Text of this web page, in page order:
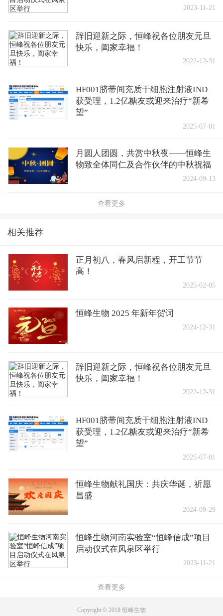
2023-11-21
辞旧迎新之际，恒峰祝各位朋友元旦
快乐，阖家幸福！
2022-12-31
HF001脐带间充质干细胞注射液IND
获受理，1.2亿糖友或迎来治疗“新希
望”
2025-07-01
月圆人团圆，共赏中秋夜——恒峰生
物致全体同仁及合作伙伴的中秋祝福
2024-09-13
查看更多
相关推荐
正月初八，春风启新程，开工节节
高！
2025-02-05
恒峰生物 2025 年新年贺词
2024-12-31
辞旧迎新之际，恒峰祝各位朋友元旦
快乐，阖家幸福！
2022-12-31
HF001脐带间充质干细胞注射液IND
获受理，1.2亿糖友或迎来治疗“新希
望”
2025-07-01
恒峰生物献礼国庆：共庆华诞，祈愿
昌盛
2024-09-29
恒峰生物河南实验室“恒峰信成”项目
启动仪式在凤泉区举行
2023-11-21
查看更多
Copyright © 2018 恒峰生物